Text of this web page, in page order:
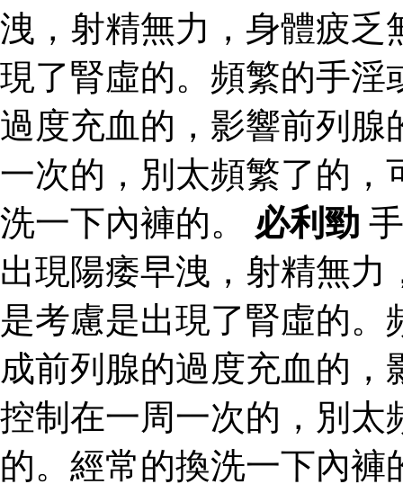
洩，射精無力，身體疲乏
現了腎虛的。頻繁的手淫
過度充血的，影響前列腺
一次的，別太頻繁了的，
洗一下內褲的。 必利勁
出現陽痿早洩，射精無
是考慮是出現了腎虛的
成前列腺的過度充血的
控制在一周一次的，別太
的。經常的換洗一下內